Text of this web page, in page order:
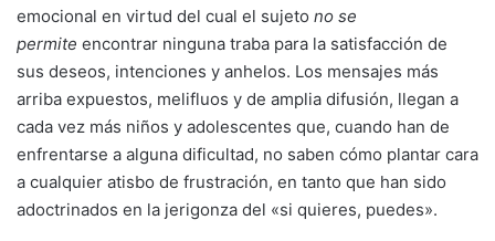
emocional en virtud del cual el sujeto no se
permite encontrar ninguna traba para la satisfacción de
sus deseos, intenciones y anhelos. Los mensajes más
arriba expuestos, melifluos y de amplia difusión, llegan a
cada vez más niños y adolescentes que, cuando han de
enfrentarse a alguna dificultad, no saben cómo plantar cara
a cualquier atisbo de frustración, en tanto que han sido
adoctrinados en la jerigonza del «si quieres, puedes».